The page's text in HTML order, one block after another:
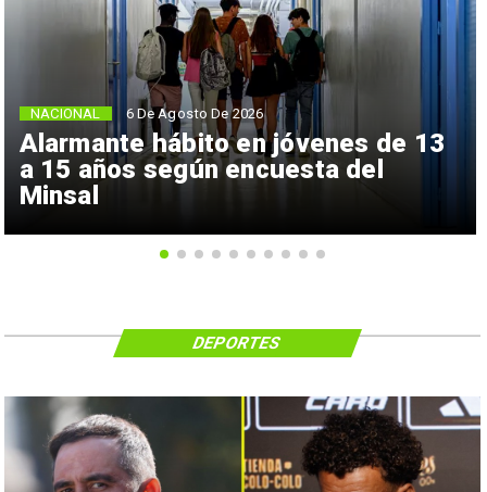
Alarmante hábito en jóvenes de 13
a 15 años según encuesta del
Minsal
NACIONAL 6 De Agosto De 2026
DEPORTES